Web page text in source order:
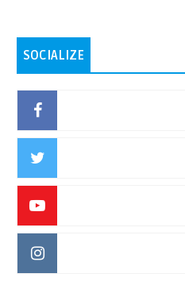
SOCIALIZE